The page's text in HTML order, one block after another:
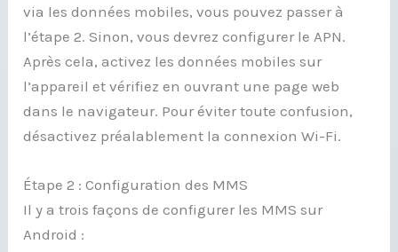
via les données mobiles, vous pouvez passer à
l’étape 2. Sinon, vous devrez configurer le APN.
Après cela, activez les données mobiles sur
l’appareil et vérifiez en ouvrant une page web
dans le navigateur. Pour éviter toute confusion,
désactivez préalablement la connexion Wi-Fi.
Étape 2 : Configuration des MMS
Il y a trois façons de configurer les MMS sur
Android :